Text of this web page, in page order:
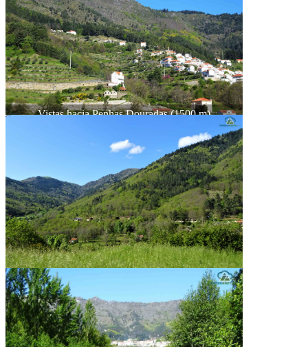
Vistas hacia Penhas Douradas (1500 m)